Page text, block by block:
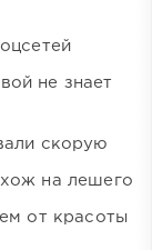
не знает
скорую
на лешего
от красоты